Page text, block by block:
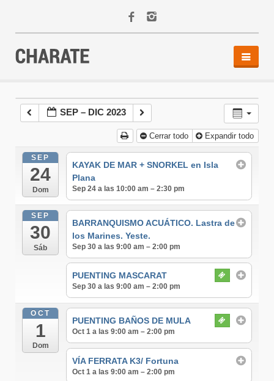
AGENDA
ACTIVIDADES
EQUIPO
CONTACTO
SEP – DIC 2023
Cerrar todo Expandir todo
SEP
24
Dom
KAYAK DE MAR + SNORKEL en Isla
Plana
Sep 24 a las 10:00 am – 2:30 pm
SEP
30
Sáb
BARRANQUISMO ACUÁTICO. Lastra de
los Marines. Yeste.
Sep 30 a las 9:00 am – 2:00 pm
PUENTING MASCARAT
Sep 30 a las 9:00 am – 2:00 pm
OCT
1
Dom
PUENTING BAÑOS DE MULA
Oct 1 a las 9:00 am – 2:00 pm
VÍA FERRATA K3/ Fortuna
Oct 1 a las 9:00 am – 2:00 pm